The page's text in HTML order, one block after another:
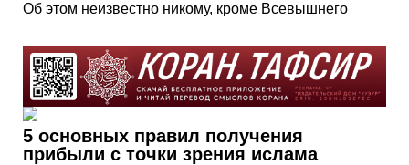
Об этом неизвестно никому, кроме Всевышнего
5 основных правил получения
прибыли с точки зрения ислама